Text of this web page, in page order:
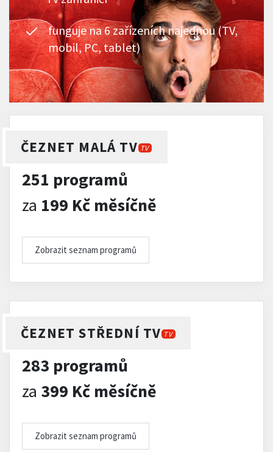
funguje na 6 zařízeních najednou (TV,
mobil, PC, tablet)
ČEZNET MALÁ TV TV
251 programů
za 199 Kč měsíčně
Zobrazit seznam programů
ČEZNET STŘEDNÍ TV TV
283 programů
za 399 Kč měsíčně
Zobrazit seznam programů